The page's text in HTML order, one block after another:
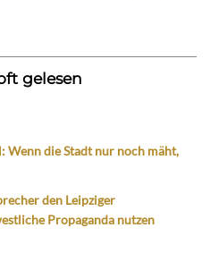
gelesen
Wenn die Stadt nur noch mäht,
den Leipziger
Propaganda nutzen